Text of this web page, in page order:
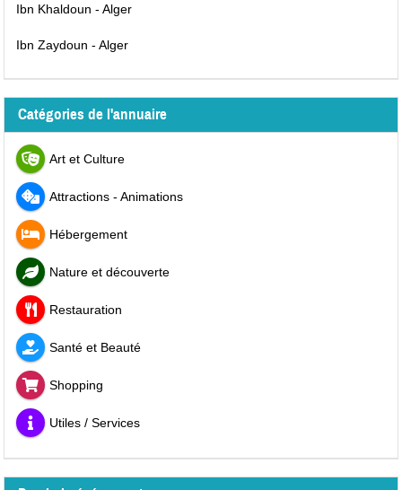
Ibn Khaldoun - Alger
Ibn Zaydoun - Alger
Catégories de l'annuaire
Art et Culture
Attractions - Animations
Hébergement
Nature et découverte
Restauration
Santé et Beauté
Shopping
Utiles / Services